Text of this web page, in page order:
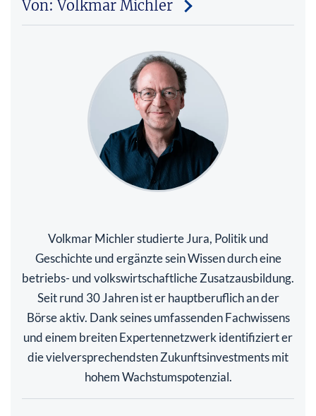
Von: Volkmar Michler
Volkmar Michler studierte Jura, Politik und
Geschichte und ergänzte sein Wissen durch eine
betriebs- und volkswirtschaftliche Zusatzausbildung.
Seit rund 30 Jahren ist er hauptberuflich an der
Börse aktiv. Dank seines umfassenden Fachwissens
und einem breiten Expertennetzwerk identifiziert er
die vielversprechendsten Zukunftsinvestments mit
hohem Wachstumspotenzial.